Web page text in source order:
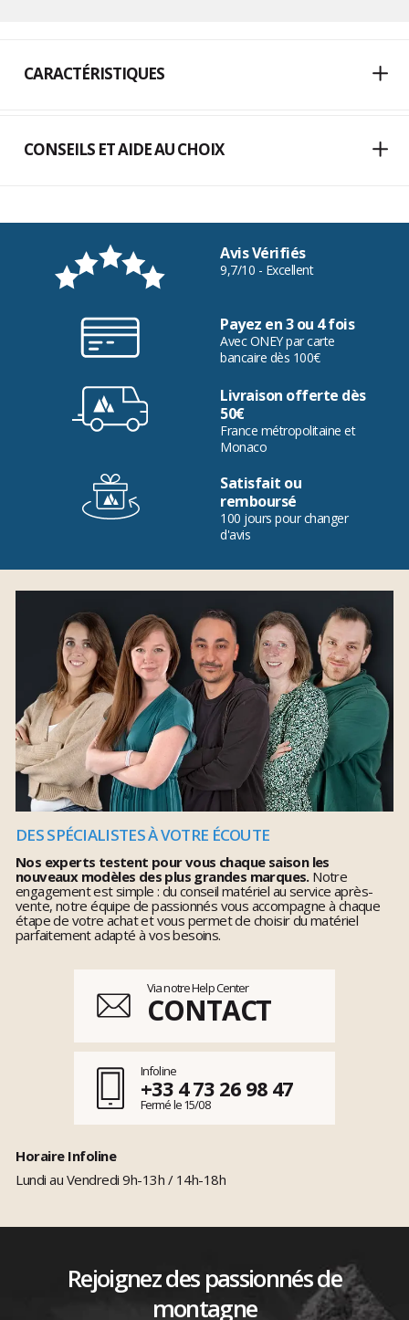
CARACTÉRISTIQUES
CONSEILS ET AIDE AU CHOIX
Avis Vérifiés
9,7/10 - Excellent
Payez en 3 ou 4 fois
Avec ONEY par carte
bancaire dès 100€
Livraison offerte dès
50€
France métropolitaine et
Monaco
Satisfait ou
remboursé
100 jours pour changer
d'avis
DES SPÉCIALISTES À VOTRE ÉCOUTE
Nos experts testent pour vous chaque saison les
nouveaux modèles des plus grandes marques.Notre
engagement est simple : du conseil matériel au service après-
vente, notre équipe de passionnés vous accompagne à chaque
étape de votre achat et vous permet de choisir du matériel
parfaitement adapté à vos besoins.
Via notre Help Center
CONTACT
Infoline
+33 4 73 26 98 47
Fermé le 15/08
Horaire Infoline
Lundi au Vendredi 9h-13h / 14h-18h
Rejoignez des passionnés de
montagne